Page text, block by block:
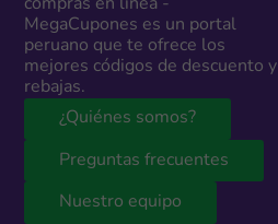
compras en línea -
MegaCupones es un portal
peruano que te ofrece los
mejores códigos de descuento y
rebajas.
¿Quiénes somos?
Preguntas frecuentes
Nuestro equipo